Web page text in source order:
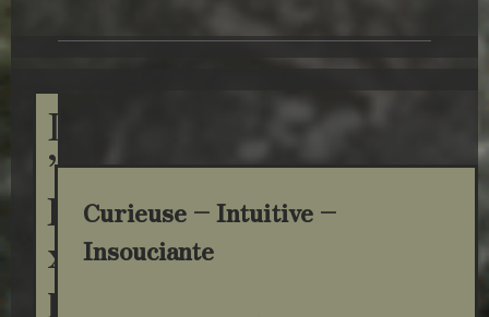
L
’
E
x
p
Curieuse – Intuitive –
Insouciante